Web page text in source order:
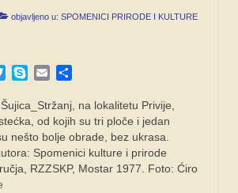
objavljeno u: SPOMENICI PRIRODE I KULTURE
TwitterSkypeEmail
na lokalitetu Privije,
od kojih su tri ploče i jedan
nešto bolje obrade, bez ukrasa.
Spomenici kulture i prirode
RZZSKP, Mostar 1977. Foto: Ćiro